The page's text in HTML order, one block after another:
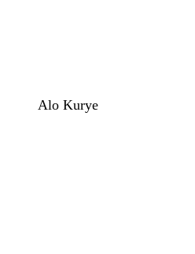
Alo Kurye